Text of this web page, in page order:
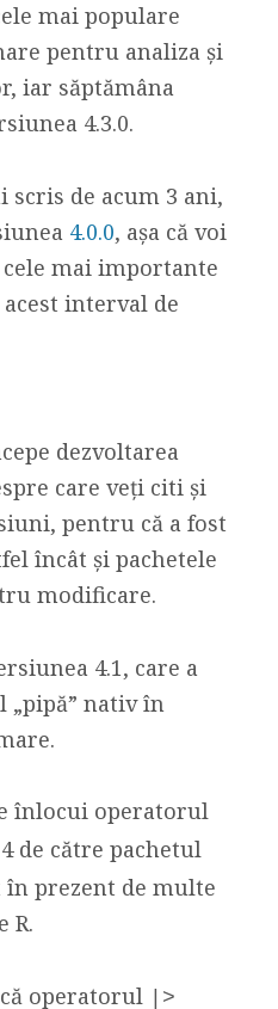
mai populare
pentru analiza și
iar săptămâna
4.3.0.
scris de acum 3 ani,
4.0.0, așa că voi
mai importante
interval de
dezvoltarea
care veți citi și
pentru că a fost
încât și pachetele
modificare.
4.1, care a
nativ în
înlocui operatorul
de către pachetul
prezent de multe
R.
operatorul |>